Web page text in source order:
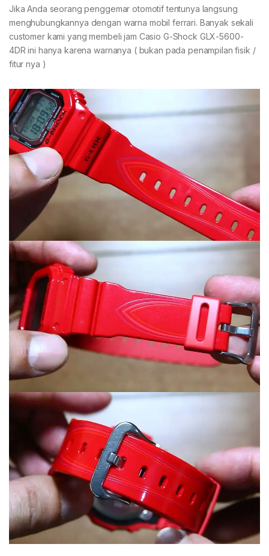
Jika Anda seorang penggemar otomotif tentunya langsung
menghubungkannya dengan warna mobil ferrari. Banyak sekali
customer kami yang membeli jam Casio G-Shock GLX-5600-
4DR ini hanya karena warnanya ( bukan pada penampilan fisik /
fitur nya )